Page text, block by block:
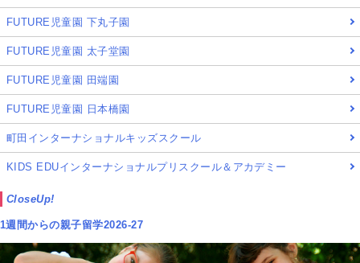
FUTURE児童園 下丸子園
FUTURE児童園 太子堂園
FUTURE児童園 田端園
FUTURE児童園 日本橋園
町田インターナショナルキッズスクール
KIDS EDUインターナショナルプリスクール＆アカデミー
CloseUp!
1週間からの親子留学2026-27